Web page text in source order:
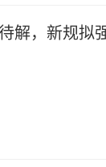
解，新规拟